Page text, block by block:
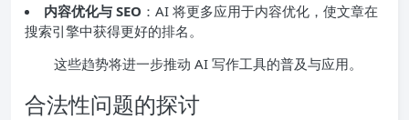
内容优化与 SEO ：AI 将更多应用于内容优化，使文章在
搜索引擎中获得更好的排名。
这些趋势将进一步推动 AI 写作工具的普及与应用。
合法性问题的探讨